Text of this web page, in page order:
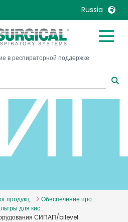
Russia
Kingdom
States
Français
English
Français
Italia
Russia
Sweden
в респираторной поддержке
продукц...
Обеспечение про...
для кис...
СИПАП/bilevel